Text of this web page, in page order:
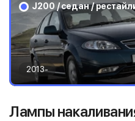
J200 / седан /
2013-
Лампы